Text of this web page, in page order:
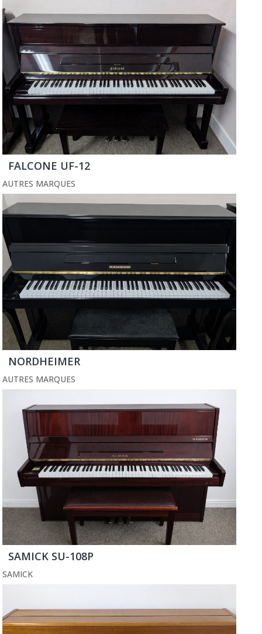
FALCONE UF-12
AUTRES MARQUES
NORDHEIMER
AUTRES MARQUES
SAMICK SU-108P
SAMICK